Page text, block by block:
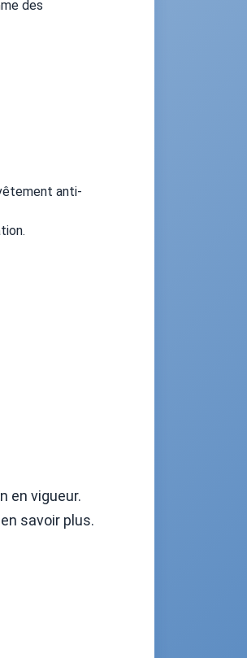
des
anti-
en vigueur.
savoir plus.